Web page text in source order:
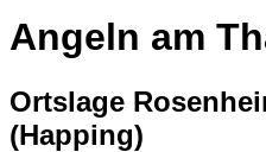
Angeln am
Ortslage
(Happing)